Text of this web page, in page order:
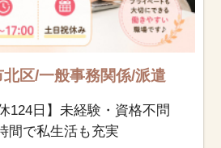
・企業様
区/一般事務関係/派遣
124日】未経験・資格不問
間で私生活も充実